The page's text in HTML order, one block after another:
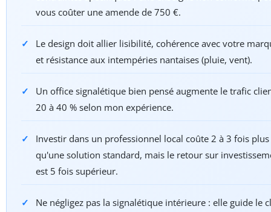
vous coûter une amende de 750 €.
Le design doit allier lisibilité, cohérence avec votre
et résistance aux intempéries nantaises (pluie, vent).
Un office signalétique bien pensé augmente le trafic
20 à 40 % selon mon expérience.
Investir dans un professionnel local coûte 2 à 3 fois
qu'une solution standard, mais le retour sur
est 5 fois supérieur.
Ne négligez pas la signalétique intérieure : elle guide le